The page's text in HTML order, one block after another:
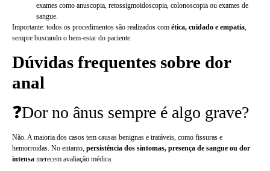
exames como anuscopia, retossigmoidoscopia, colonoscopia ou exames de
sangue.
Importante: todos os procedimentos são realizados com ética, cuidado e empatia,
sempre buscando o bem-estar do paciente.
Dúvidas frequentes sobre dor
anal
❓Dor no ânus sempre é algo grave?
Não. A maioria dos casos tem causas benignas e tratáveis, como fissuras e
hemorroidas. No entanto, persistência dos sintomas, presença de sangue ou dor
intensa merecem avaliação médica.